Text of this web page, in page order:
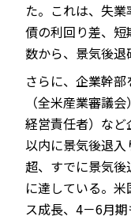
た。これは、失
債の利回り差、
数から、景気後退
さらに、企業幹
（全米産業審議
経営責任者）な
以内に景気後退
超、すでに景気
に達している。
ス成長、4－6月